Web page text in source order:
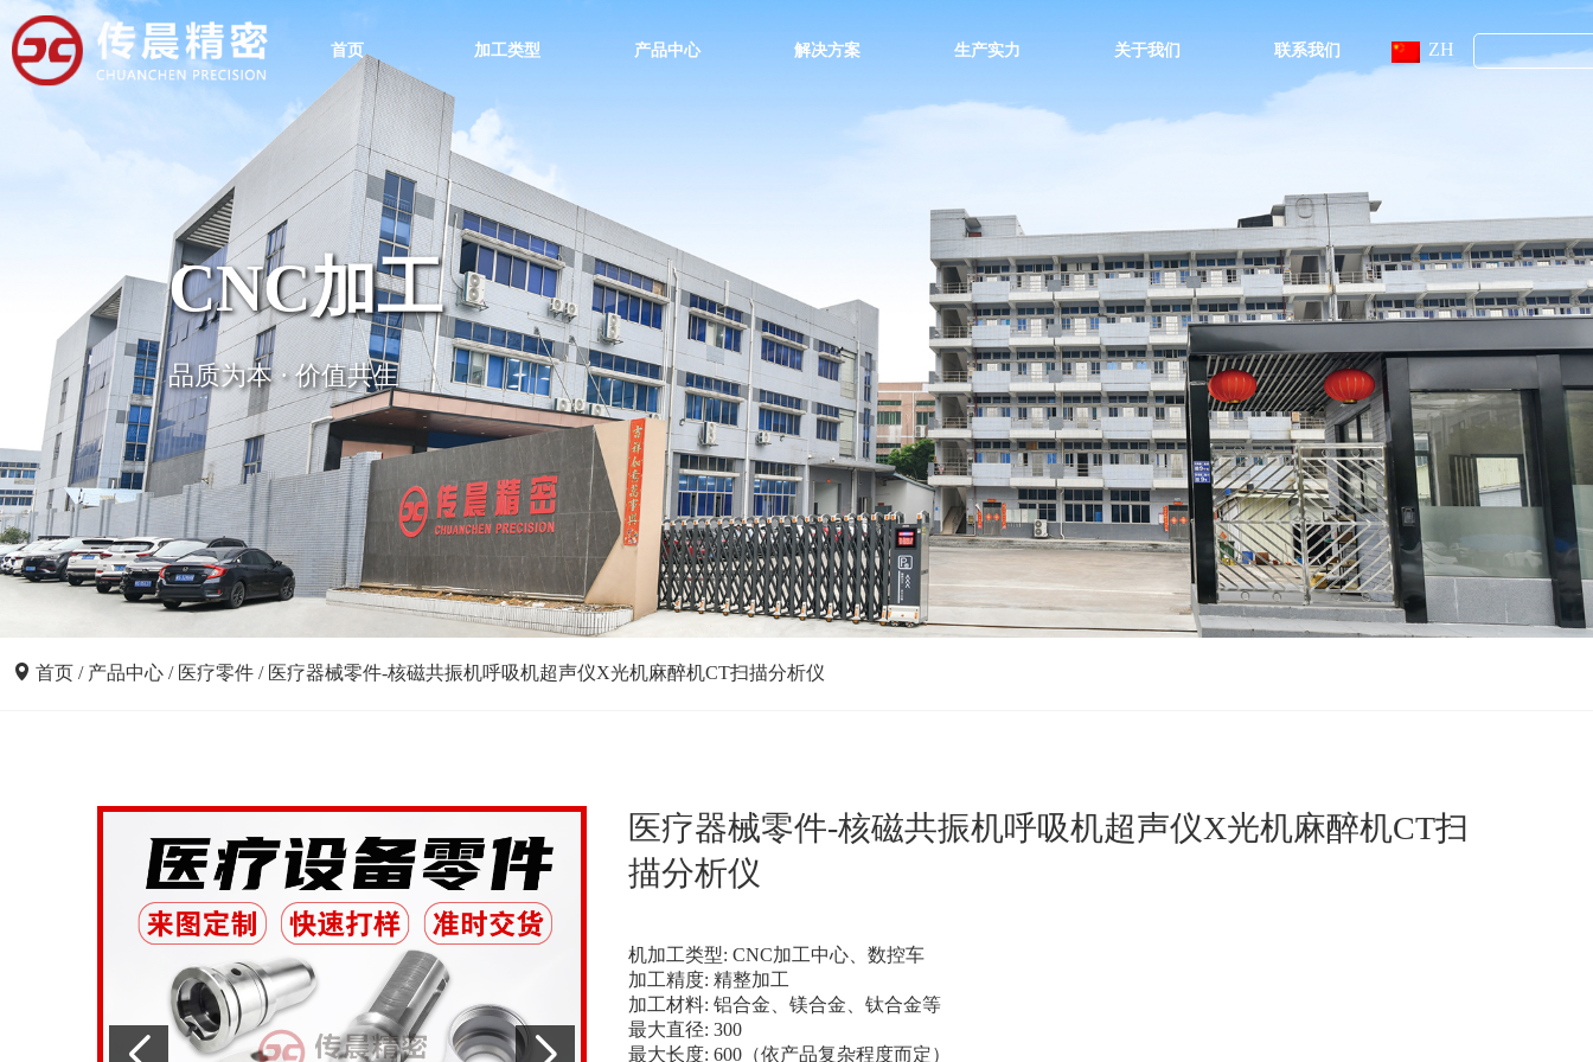
首页 加工类型 产品中心 解决方案 生产实力 关于我们 联系我们 ZH
CNC加工
品质为本 · 价值共生
首页 / 产品中心 / 医疗零件 / 医疗器械零件-核磁共振机呼吸机超声仪X光机麻醉机CT扫描分析仪
医疗器械零件-核磁共振机呼吸机超声仪X光机麻醉机CT扫
描分析仪
机加工类型: CNC加工中心、数控车
加工精度: 精整加工
加工材料: 铝合金、镁合金、钛合金等
最大直径: 300
最大长度: 600（依产品复杂程度而定）